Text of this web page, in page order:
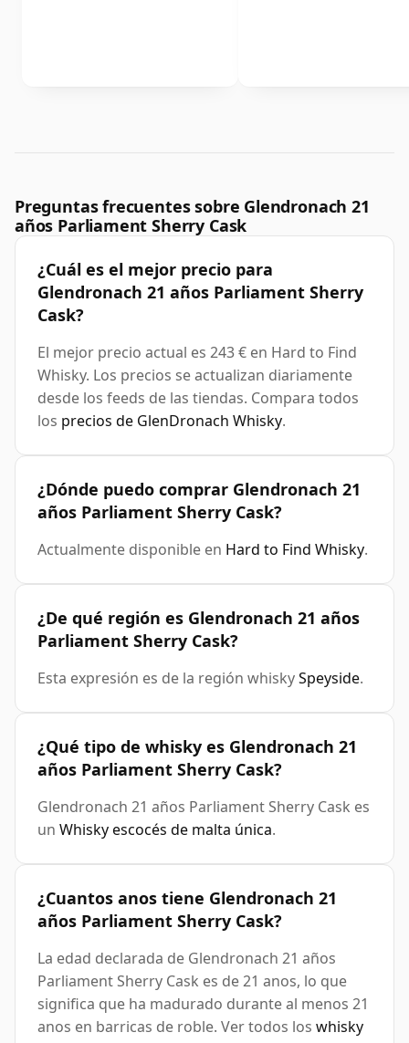
Preguntas frecuentes sobre Glendronach 21
años Parliament Sherry Cask
¿Cuál es el mejor precio para
Glendronach 21 años Parliament Sherry
Cask?
El mejor precio actual es 243 € en Hard to Find
Whisky. Los precios se actualizan diariamente
desde los feeds de las tiendas. Compara todos
los precios de GlenDronach Whisky.
¿Dónde puedo comprar Glendronach 21
años Parliament Sherry Cask?
Actualmente disponible en Hard to Find Whisky.
¿De qué región es Glendronach 21 años
Parliament Sherry Cask?
Esta expresión es de la región whiskySpeyside.
¿Qué tipo de whisky es Glendronach 21
años Parliament Sherry Cask?
Glendronach 21 años Parliament Sherry Cask es
un Whisky escocés de malta única.
¿Cuantos anos tiene Glendronach 21
años Parliament Sherry Cask?
La edad declarada de Glendronach 21 años
Parliament Sherry Cask es de 21 anos, lo que
significa que ha madurado durante al menos 21
anos en barricas de roble. Ver todos los whisky